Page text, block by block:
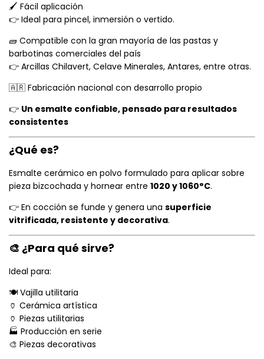
🖌️ Fácil aplicación
👉 Ideal para pincel, inmersión o vertido.
🧱 Compatible con la gran mayoría de las pastas y
barbotinas comerciales del país
👉 Arcillas Chilavert, Celave Minerales, Antares, entre otras.
🇦🇷 Fabricación nacional con desarrollo propio
👉 Un esmalte confiable, pensado para resultados
consistentes
¿Qué es?
Esmalte cerámico en polvo formulado para aplicar sobre
pieza bizcochada y hornear entre 1020 y 1060°C.
👉 En cocción se funde y genera una superficie
vitrificada, resistente y decorativa.
🎨 ¿Para qué sirve?
Ideal para:
🍽️ Vajilla utilitaria
🏺 Cerámica artística
🏺 Piezas utilitarias
🏭 Producción en serie
🎨 Piezas decorativas